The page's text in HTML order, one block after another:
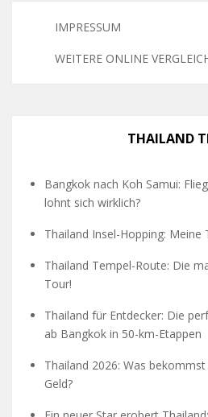
IMPRESSUM
WEITERE ONLINE
THAILAND
Bangkok nach Koh Samui:
lohnt sich wirklich?
Thailand Insel-Hopping: Meine
Thailand Tempel-Route: Die
Tour!
Thailand für Entdecker: Die
ab Bangkok in 50-km-Etappen
Thailand 2026: Was
Geld?